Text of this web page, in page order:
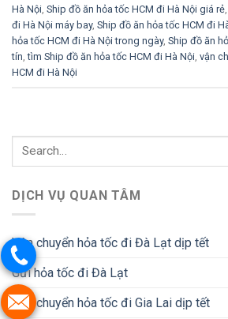
Hà Nội Ship đồ ăn hỏa tốc HCM đi Hà Nội giá rẻ
đi Hà Nội máy bay, Ship đồ ăn hỏa tốc HCM đi
hỏa tốc HCM đi Hà Nội trong ngày, Ship đồ ăn
tín ,tìm Ship đồ ăn hỏa tốc HCM đi Hà Nội vận
HCM đi Hà Nội
DỊCH VỤ QUAN TÂM
Vận chuyển hỏa tốc đi Đà Lạt dịp tết
Gửi hỏa tốc đi Đà Lạt
Vận chuyển hỏa tốc đi Gia Lai dịp tết